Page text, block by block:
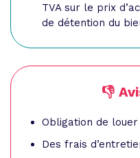
TVA sur le prix
de détention du
👎
Obligation de
Des frais